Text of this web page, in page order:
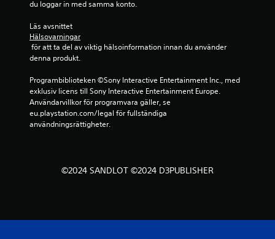
a
e
du loggar in med samma konto.
Läs avsnittet
Hälsovarningar
denna produkt.
Programbiblioteken ©Sony Interactive Entertainment Inc., med
exklusiv licens till Sony Interactive Entertainment Europe.
Användarvillkor för programvara gäller, se
eu.playstation.com/legal för fullständiga
användningsrättigheter.
©2024 SANDLOT ©2024 D3PUBLISHER